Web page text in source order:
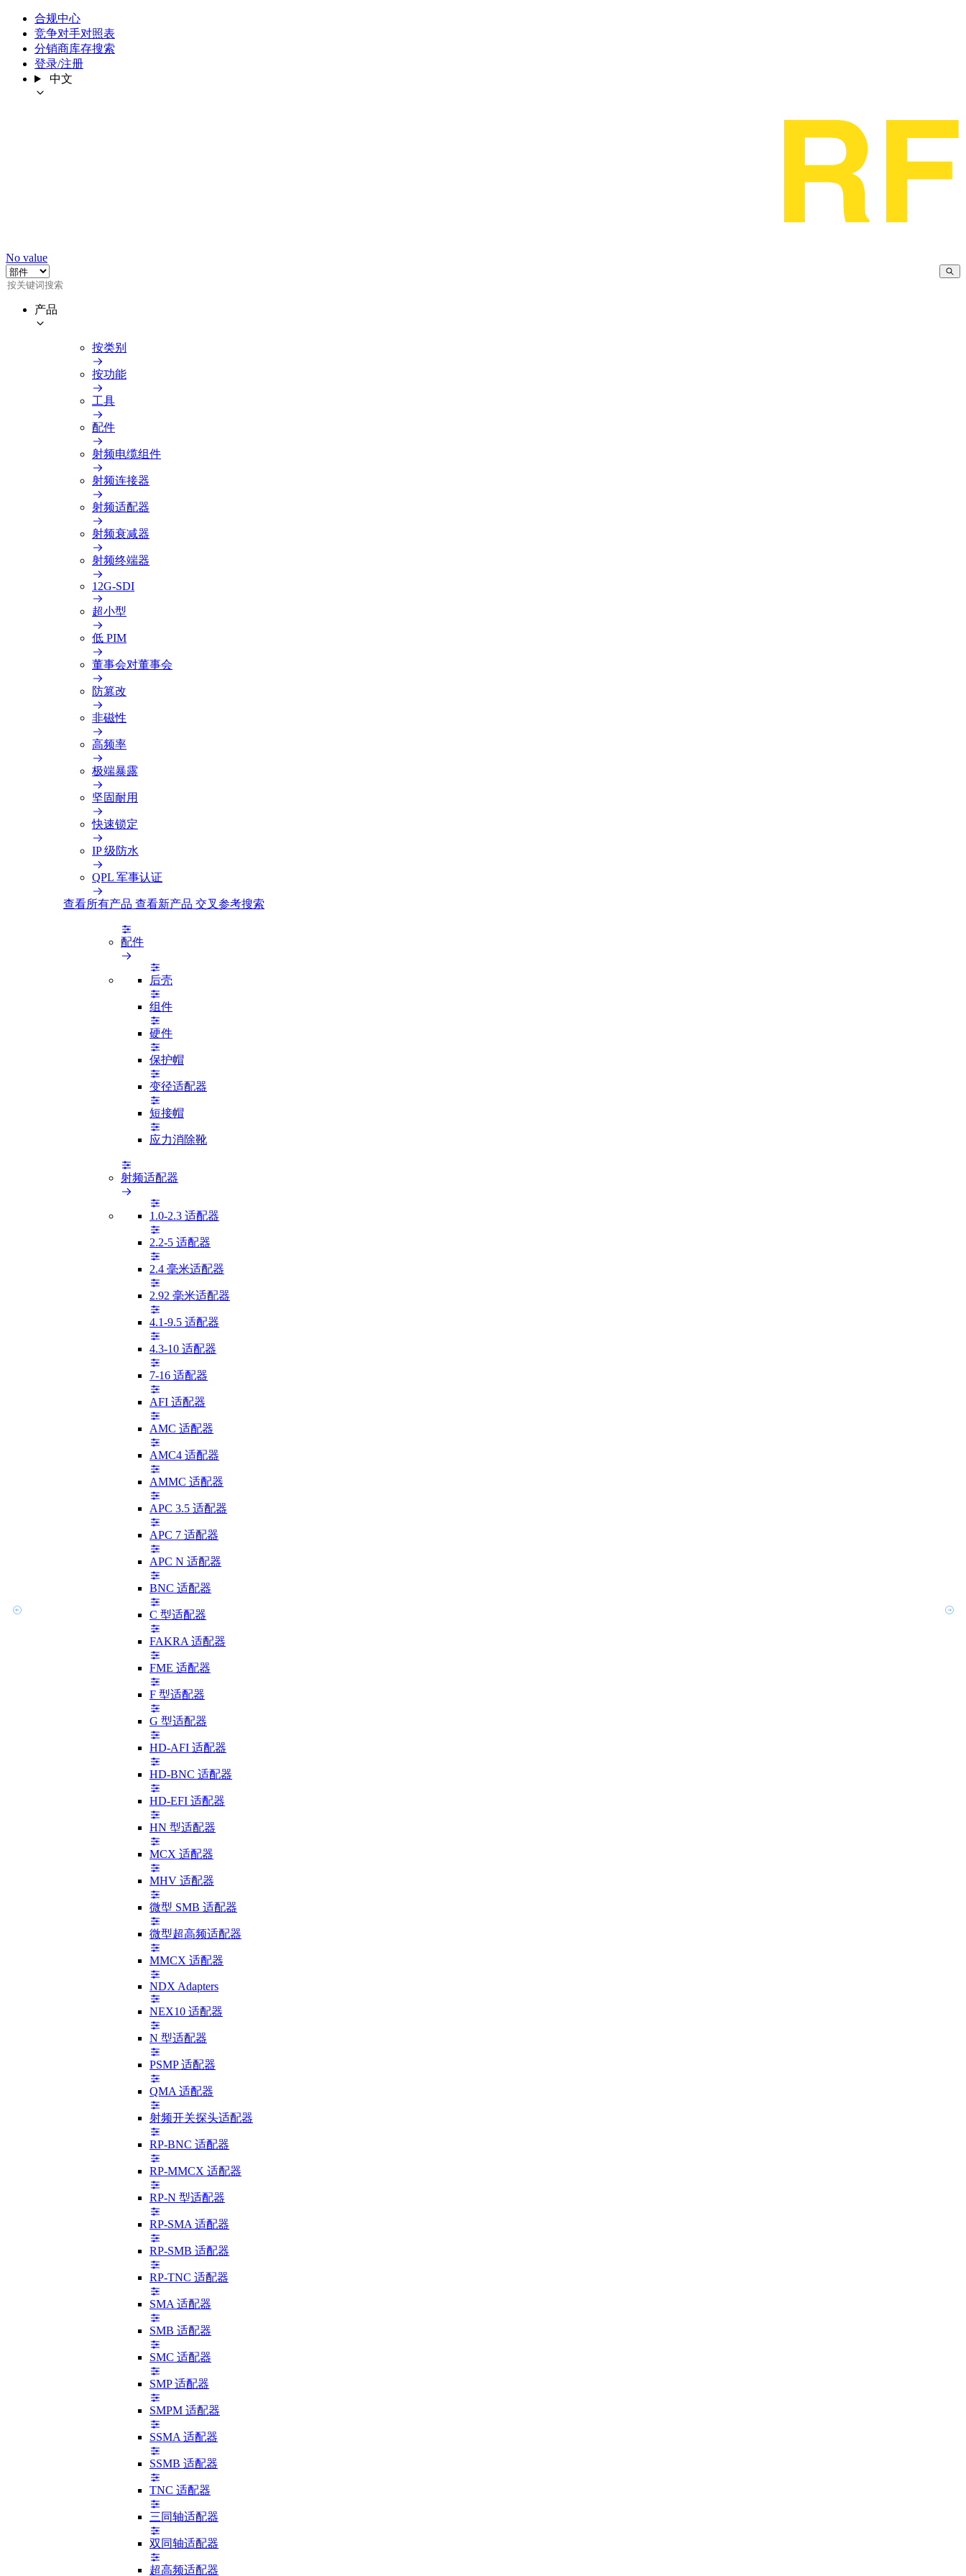
合规中心
竞争对手对照表
分销商库存搜索
登录/注册
中文
No value
产品
按类别
按功能
工具
配件
射频电缆组件
射频连接器
射频适配器
射频衰减器
射频终端器
12G-SDI
超小型
低 PIM
董事会对董事会
防篡改
非磁性
高频率
极端暴露
坚固耐用
快速锁定
IP 级防水
QPL 军事认证
查看所有产品 查看新产品 交叉参考搜索
配件
后壳
组件
硬件
保护帽
变径适配器
短接帽
应力消除靴
射频适配器
1.0-2.3 适配器
2.2-5 适配器
2.4 毫米适配器
2.92 毫米适配器
4.1-9.5 适配器
4.3-10 适配器
7-16 适配器
AFI 适配器
AMC 适配器
AMC4 适配器
AMMC 适配器
APC 3.5 适配器
APC 7 适配器
APC N 适配器
BNC 适配器
C 型适配器
FAKRA 适配器
FME 适配器
F 型适配器
G 型适配器
HD-AFI 适配器
HD-BNC 适配器
HD-EFI 适配器
HN 型适配器
MCX 适配器
MHV 适配器
微型 SMB 适配器
微型超高频适配器
MMCX 适配器
NDX Adapters
NEX10 适配器
N 型适配器
PSMP 适配器
QMA 适配器
射频开关探头适配器
RP-BNC 适配器
RP-MMCX 适配器
RP-N 型适配器
RP-SMA 适配器
RP-SMB 适配器
RP-TNC 适配器
SMA 适配器
SMB 适配器
SMC 适配器
SMP 适配器
SMPM 适配器
SSMA 适配器
SSMB 适配器
TNC 适配器
三同轴适配器
双同轴适配器
超高频适配器